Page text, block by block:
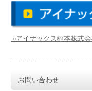
»アイナックス稲本株式
お問い合わせ